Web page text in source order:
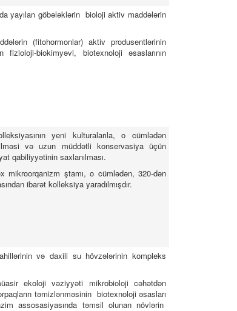
yayılan göbələklərin bioloji aktiv maddələrin
(fitohormonlar) aktiv produsentlərinin
fizioloji-biokimyəvi, biotexnoloji əsaslarının
yeni kulturalarıla, o cümlədən
və uzun müddətli konservasiya üçün
qabiliyyətinin saxlanılması.
mikroorqanizm ştamı, o cümlədən, 320-dən
ibarət kolleksiya yaradılmışdır.
və daxili su hövzələrinin kompleks
ekoloji vəziyyəti mikrobioloji cəhətdən
təmizlənməsinin biotexnoloji əsasları
assosasiyasında təmsil olunan növlərin